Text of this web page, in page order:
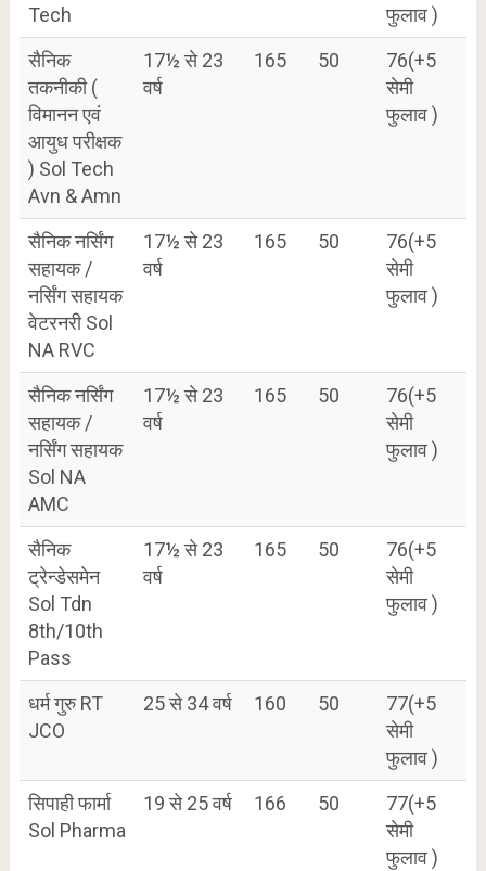
Tech
फुलाव )
सैनिक
तकनीकी (
विमानन एवं
आयुध परीक्षक
) Sol Tech
Avn & Amn
17½ से 23
वर्ष
165 50
76(+5
सेमी
फुलाव )
सैनिक नर्सिंग
सहायक /
नर्सिंग सहायक
वेटरनरी Sol
NA RVC
17½ से 23
वर्ष
165 50
76(+5
सेमी
फुलाव )
सैनिक नर्सिंग
सहायक /
नर्सिंग सहायक
Sol NA
AMC
17½ से 23
वर्ष
165 50
76(+5
सेमी
फुलाव )
सैनिक
ट्रेन्डेसमेन
Sol Tdn
8th/10th
Pass
17½ से 23
वर्ष
165 50
76(+5
सेमी
फुलाव )
धर्म गुरु RT
JCO
25 से 34 वर्ष 160 50
77(+5
सेमी
फुलाव )
सिपाही फार्मा
Sol Pharma
19 से 25 वर्ष 166 50
77(+5
सेमी
फुलाव )